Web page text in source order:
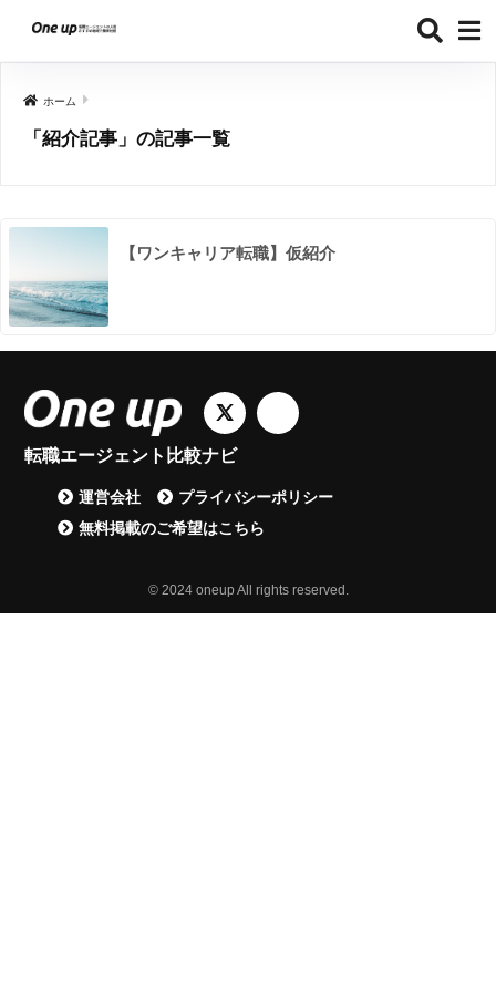
ホーム
「紹介記事」の記事一覧
【ワンキャリア転職】仮紹介
転職エージェント比較ナビ
運営会社
プライバシーポリシー
無料掲載のご希望はこちら
© 2024 oneup All rights reserved.